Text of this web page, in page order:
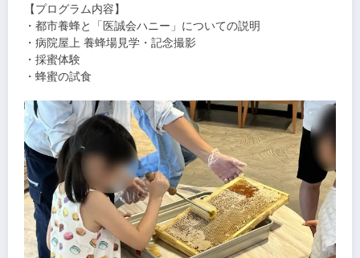
【プログラム内容】
・都市養蜂と「医誠会ハニー」についての説明
・病院屋上 養蜂場見学・記念撮影
・採蜜体験
・蜂蜜の試食